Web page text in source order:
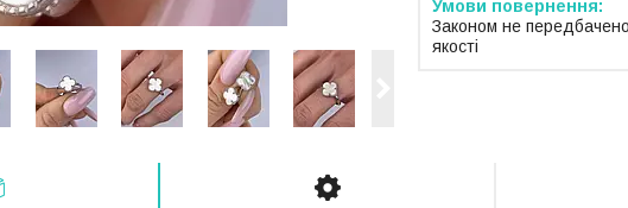
Законом не
якості